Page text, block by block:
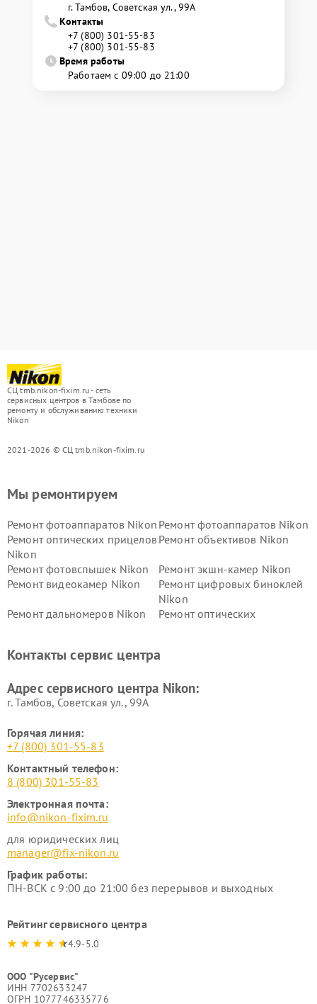
г. Тамбов, Советская ул., 99А
Контакты
+7 (800) 301-55-83
+7 (800) 301-55-83
Время работы
Работаем с 09:00 до 21:00
СЦ tmb.nikon-fixim.ru - сеть
сервисных центров в Тамбове по
ремонту и обслуживанию техники
Nikon
2021-2026 © СЦ tmb.nikon-fixim.ru
Мы ремонтируем
Ремонт фотоаппаратов Nikon Ремонт фотоаппаратов Nikon
Ремонт оптических прицелов
Nikon
Ремонт объективов Nikon
Ремонт фотовспышек Nikon
Ремонт экшн-камер Nikon
Ремонт видеокамер Nikon
Ремонт цифровых биноклей
Nikon
Ремонт дальномеров Nikon
Ремонт оптических
Контакты сервис центра
Адрес сервисного центра Nikon:
г. Тамбов, Советская ул., 99А
Горячая линия:
+7 (800) 301-55-83
Контактный телефон:
8 (800) 301-55-83
Электронная почта:
info@nikon-fixim.ru
для юридических лиц
manager@fix-nikon.ru
График работы:
ПН-ВСК с 9:00 до 21:00 без перерывов и выходных
Рейтинг сервисного центра
4.9-5.0
ООО "Русервис"
ИНН 7702633247
ОГРН 1077746335776